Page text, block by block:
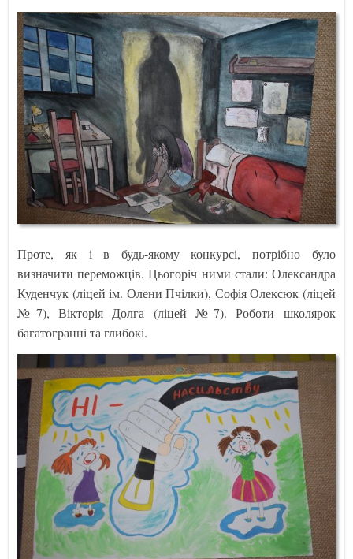
Проте, як і в будь-якому конкурсі, потрібно було
визначити переможців. Цьогоріч ними стали: Олександра
Куденчук (ліцей ім. Олени Пчілки), Софія Олексюк (ліцей
№7), Вікторія Долга (ліцей №7). Роботи школярок
багатогранні та глибокі.